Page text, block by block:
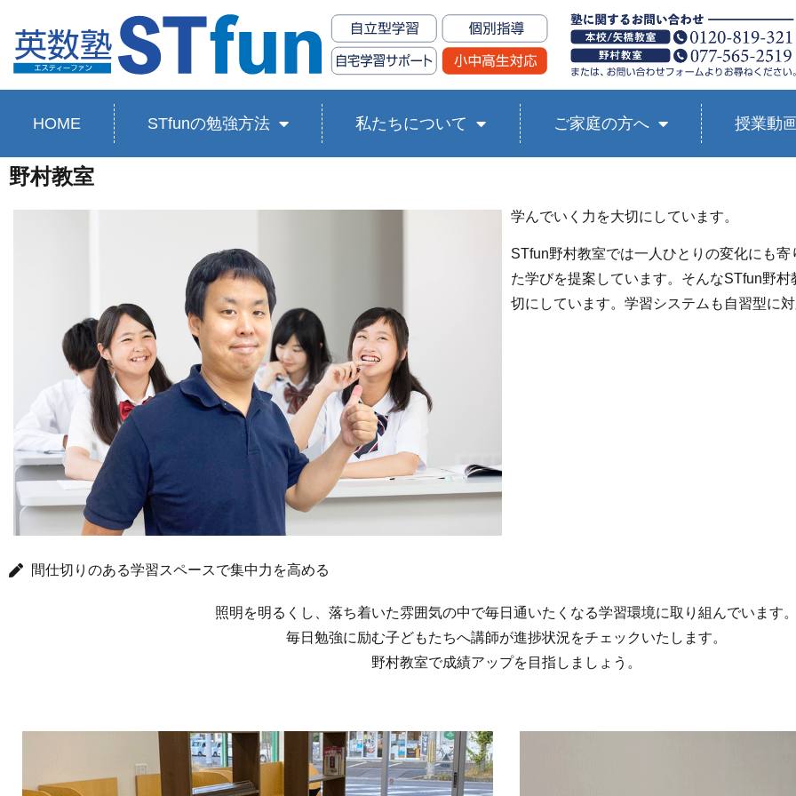
HOME STfunの勉強方法 私たちについて ご家庭の方へ 授業動
野村教室
学んでいく力を大切にしています。
STfun野村教室では一人ひとりの変化にも
た学びを提案しています。そんなSTfun野
切にしています。学習システムも自習型に
間仕切りのある学習スペースで集中力を高める
照明を明るくし、落ち着いた雰囲気の中で毎日通いたくなる学習環境に取り組んでいます
毎日勉強に励む子どもたちへ講師が進捗状況をチェックいたします。
野村教室で成績アップを目指しましょう。